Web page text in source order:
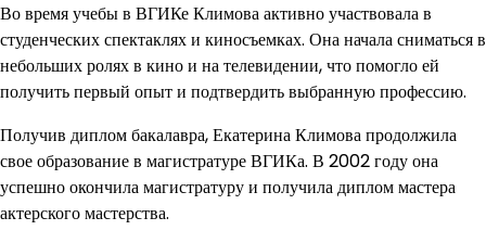
Во время учебы в ВГИКе Климова активно участвовала в
студенческих спектаклях и киносъемках. Она начала сниматься в
небольших ролях в кино и на телевидении, что помогло ей
получить первый опыт и подтвердить выбранную профессию.
Получив диплом бакалавра, Екатерина Климова продолжила
свое образование в магистратуре ВГИКа. В 2002 году она
успешно окончила магистратуру и получила диплом мастера
актерского мастерства.